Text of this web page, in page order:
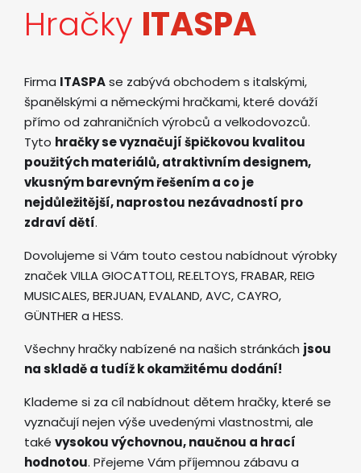
Hračky ITASPA
Firma ITASPAse zabývá obchodem s italskými,
španělskými a německými hračkami, které dováží
přímo od zahraničních výrobců a velkodovozců.
Tyto hračky se vyznačují špičkovou kvalitou
použitých materiálů, atraktivním designem,
vkusným barevným řešením a co je
nejdůležitější, naprostou nezávadností pro
zdraví dětí.
Dovolujeme si Vám touto cestou nabídnout výrobky
značek VILLA GIOCATTOLI, RE.ELTOYS, FRABAR, REIG
MUSICALES, BERJUAN, EVALAND, AVC, CAYRO,
GÜNTHER a HESS.
Všechny hračky nabízené na našich stránkách jsou
na skladě a tudíž k okamžitému dodání!
Klademe si za cíl nabídnout dětem hračky, které se
vyznačují nejen výše uvedenými vlastnostmi, ale
také vysokou výchovnou, naučnou a hrací
hodnotou. Přejeme Vám příjemnou zábavu a